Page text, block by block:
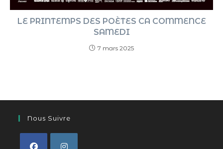
LE PRINTEMPS DES POÈTES CA COMMENCE
SAMEDI
7 mars 2025
Nous Suivre